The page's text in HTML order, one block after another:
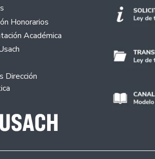
Honorarios
Académica
Dirección